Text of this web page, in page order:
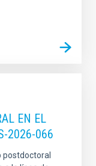
EN EL
2026-066
postdoctoral